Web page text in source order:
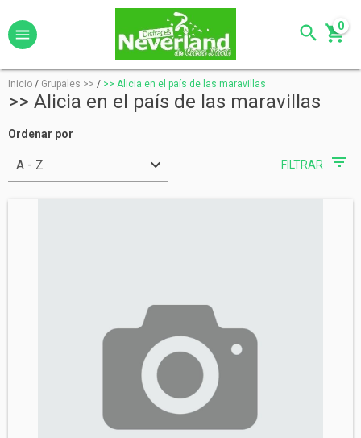
0
Inicio / Grupales >> / >> Alicia en el país de las maravillas
>> Alicia en el país de las maravillas
Ordenar por
FILTRAR